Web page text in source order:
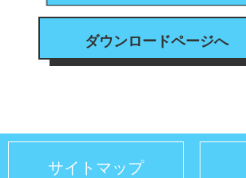
ダウンロードページへ
サイトマップ